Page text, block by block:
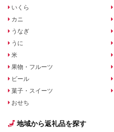
いくら
カニ
うなぎ
うに
米
果物・フルーツ
ビール
菓子・スイーツ
おせち
地域から返礼品を探す